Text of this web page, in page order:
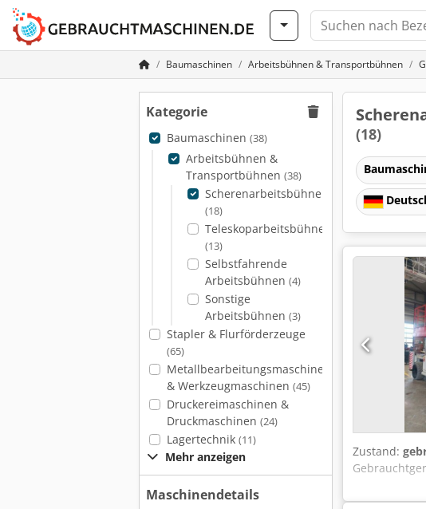
Baumaschinen Arbeitsbühnen & Transportbühnen
Kategorie
Baumaschinen (38)
Arbeitsbühnen &
Transportbühnen (38)
Scherenarbeitsbühnen
(18)
Teleskoparbeitsbühnen
(13)
Selbstfahrende
Arbeitsbühnen (4)
Sonstige
Arbeitsbühnen (3)
Stapler & Flurförderzeuge
(65)
Metallbearbeitungsmaschinen
& Werkzeugmaschinen (45)
Druckereimaschinen &
Druckmaschinen (24)
Lagertechnik (11)
Mehr anzeigen
Maschinendetails
(18)
Zustand: